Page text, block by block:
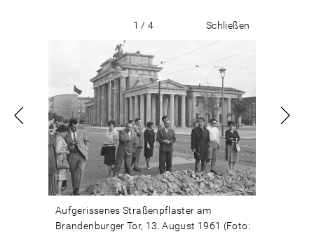
1 / 4 Schließen
Aufgerissenes Straßenpflaster am
Brandenburger Tor, 13. August 1961 (Foto: